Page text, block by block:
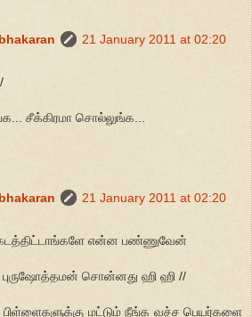
21 January 2011 at 02:20
சீக்கிரமா சொல்லுங்க...
21 January 2011 at 02:20
என்ன பண்ணுவேன்
புருஷோத்தமன் சொன்னது ஹி ஹி //
மட்டும் நீங்க வச்ச பெயர்களை